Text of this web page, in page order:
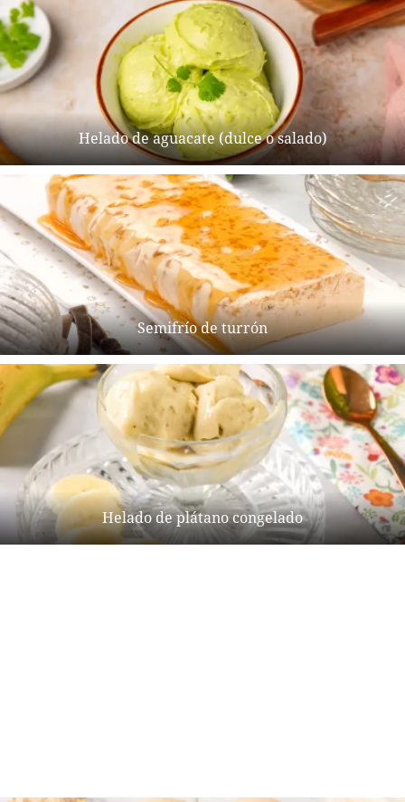
Helado de aguacate (dulce o salado)
Semifrío de turrón
Helado de plátano congelado